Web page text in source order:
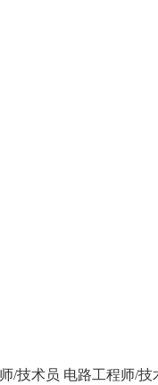
/技术员 电路工程师/技